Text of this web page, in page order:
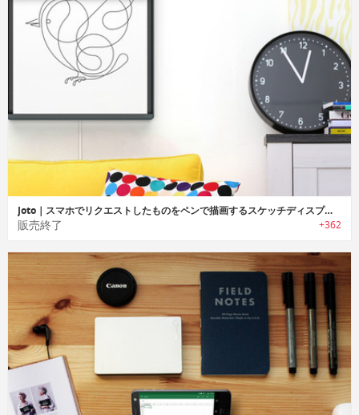
Joto｜スマホでリクエストしたものをペンで描画するスケッチディスプレイ「ジョト」
販売終了 +362